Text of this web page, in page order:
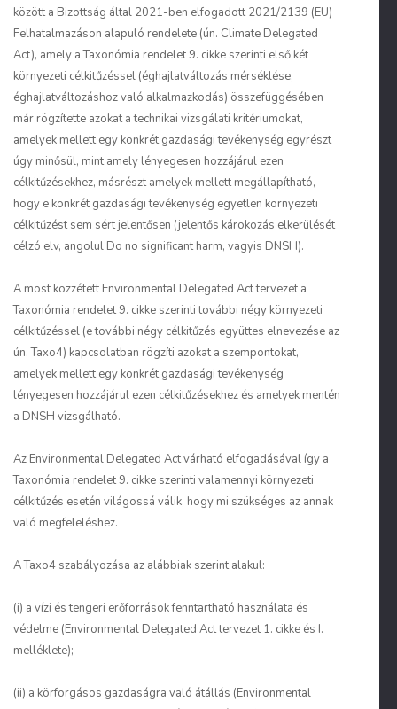
között a Bizottság által 2021-ben elfogadott 2021/2139 (EU)
Felhatalmazáson alapuló rendelete (ún. Climate Delegated
Act), amely a Taxonómia rendelet 9. cikke szerinti első két
környezeti célkitűzéssel (éghajlatváltozás mérséklése,
éghajlatváltozáshoz való alkalmazkodás) összefüggésében
már rögzítette azokat a technikai vizsgálati kritériumokat,
amelyek mellett egy konkrét gazdasági tevékenység egyrészt
úgy minősül, mint amely lényegesen hozzájárul ezen
célkitűzésekhez, másrészt amelyek mellett megállapítható,
hogy e konkrét gazdasági tevékenység egyetlen környezeti
célkitűzést sem sért jelentősen (jelentős károkozás elkerülését
célzó elv, angolul Do no significant harm, vagyis DNSH).
A most közzétett Environmental Delegated Act tervezet a
Taxonómia rendelet 9. cikke szerinti további négy környezeti
célkitűzéssel (e további négy célkitűzés együttes elnevezése az
ún. Taxo4) kapcsolatban rögzíti azokat a szempontokat,
amelyek mellett egy konkrét gazdasági tevékenység
lényegesen hozzájárul ezen célkitűzésekhez és amelyek mentén
a DNSH vizsgálható.
Az Environmental Delegated Act várható elfogadásával így a
Taxonómia rendelet 9. cikke szerinti valamennyi környezeti
célkitűzés esetén világossá válik, hogy mi szükséges az annak
való megfeleléshez.
A Taxo4 szabályozása az alábbiak szerint alakul:
(i) a vízi és tengeri erőforrások fenntartható használata és
védelme (Environmental Delegated Act tervezet 1. cikke és I.
melléklete);
(ii) a körforgásos gazdaságra való átállás (Environmental